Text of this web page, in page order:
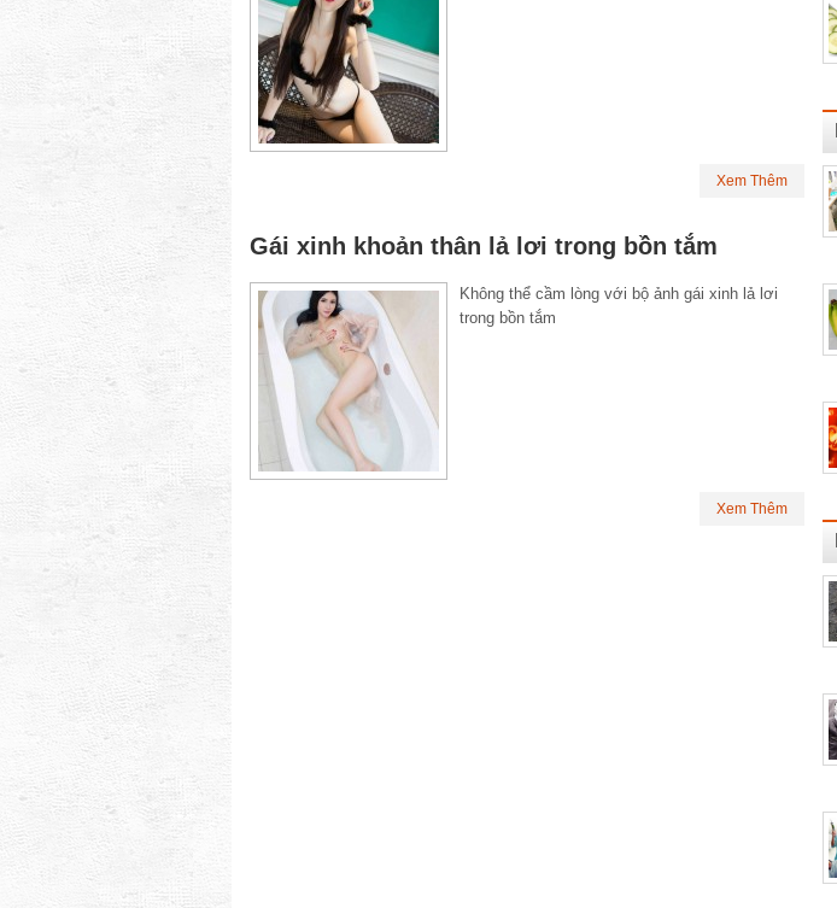
Xem Thêm
Gái xinh khoản thân lả lơi trong bồn tắm
Không thể cầm lòng với bộ ảnh gái xinh lả lơi
trong bồn tắm
Xem Thêm